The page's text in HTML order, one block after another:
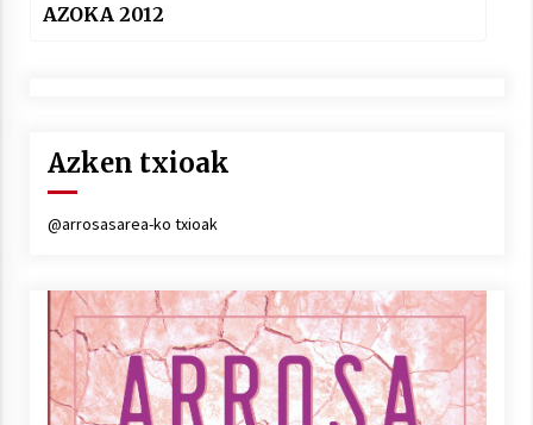
AZOKA 2012
Azken txioak
@arrosasarea-ko txioak